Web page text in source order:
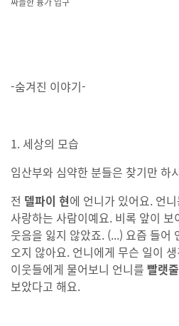
-숨겨진 이야기-
1. 세상의 모습
임산부와 심약한 분들은 찾기만 하
전 델파이 현에 언니가 있어요. 언
사랑하는 사람이예요. 비록 앞이
웃음을 잃지 않았죠. (...) 요즘 들어
오지 않아요. 언니에게 무슨 일이
이웃들에게 물어보니 언니를 빨랫줄
보았다고 해요.